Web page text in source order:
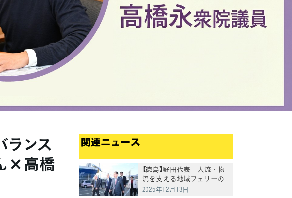
ランス
×高橋
関連ニュース
【徳島】野田代表 人流・物
流を支える地域フェリーの
存続問題などについて意見
2025年12月13日